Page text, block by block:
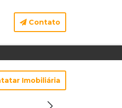
Contato
Imobiliária